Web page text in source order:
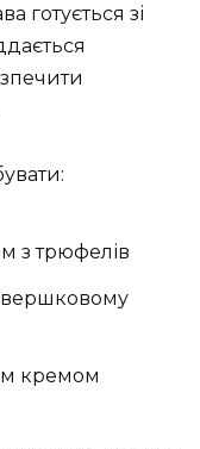
готується зі
з трюфелів
вершковому
кремом